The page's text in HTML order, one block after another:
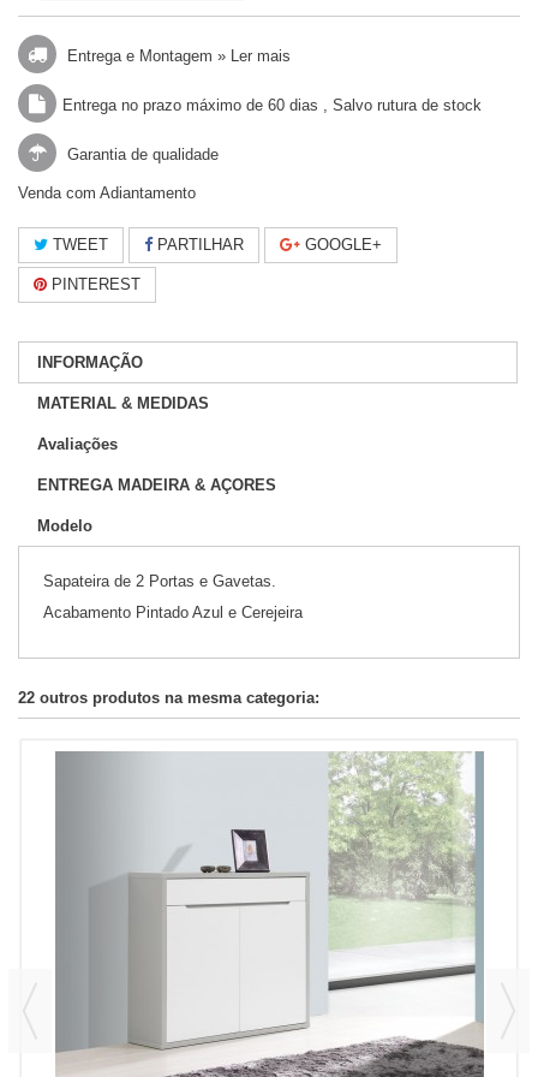
Entrega e Montagem » Ler mais
Entrega no prazo máximo de 60 dias , Salvo rutura de stock
Garantia de qualidade
Venda com Adiantamento
TWEET PARTILHAR GOOGLE+
PINTEREST
INFORMAÇÃO
MATERIAL & MEDIDAS
Avaliações
ENTREGA MADEIRA & AÇORES
Modelo
Sapateira de 2 Portas e Gavetas.
Acabamento Pintado Azul e Cerejeira
22 outros produtos na mesma categoria: